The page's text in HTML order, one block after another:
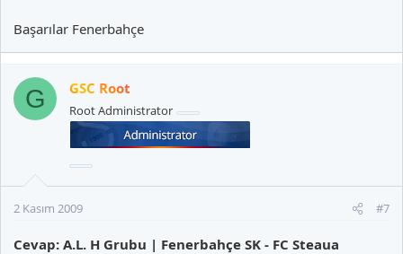
Başarılar Fenerbahçe
G GSC Root
Root Administrator
2 Kasım 2009 #7
Cevap: A.L. H Grubu | Fenerbahçe SK - FC Steaua